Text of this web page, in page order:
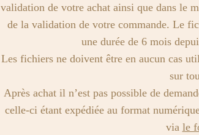
validation de votre achat ainsi que dans le
de la validation de votre commande. Le
une durée de 6 mois
Les fichiers ne doivent être en aucun cas
sur
Après achat il n’est pas possible de
celle-ci étant expédiée au format
via le